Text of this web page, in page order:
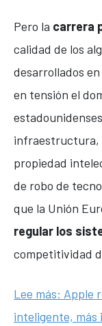
Pero la carrera
calidad de los
desarrollados
en tensión el
infraestructura,
propiedad
de robo de
que la Unión
regular los
competitividad
Lee más: Apple
inteligente, más